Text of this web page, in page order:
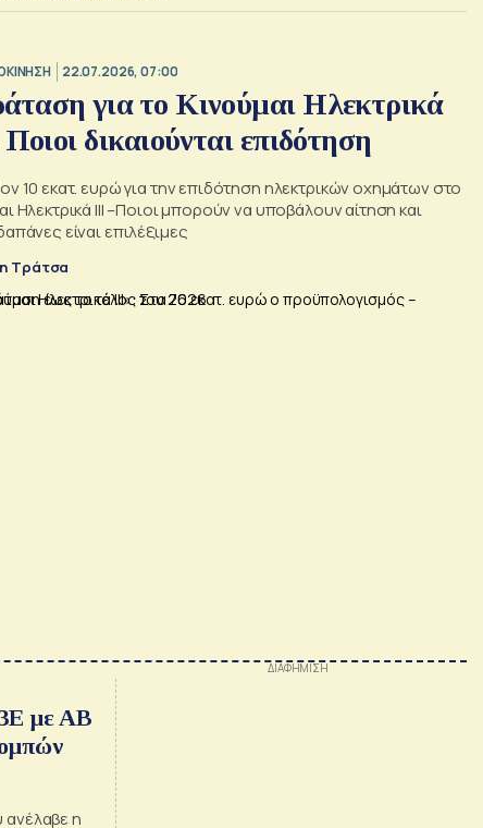
22.07.2026, 07:00
για το Κινούμαι Ηλεκτρικά
Ποιοι δικαιούνται επιδότηση
10 εκατ. ευρώ για την επιδότηση ηλεκτρικών οχημάτων στο
Ηλεκτρικά ΙΙΙ –Ποιοι μπορούν να υποβάλουν αίτηση και
είναι επιλέξιμες
Τράτσα
με AB
η